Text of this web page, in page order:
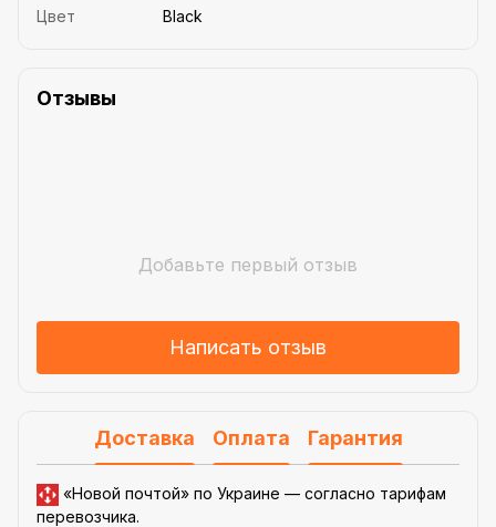
Цвет
Black
Отзывы
Добавьте первый отзыв
Написать отзыв
Доставка Оплата Гарантия
«Новой почтой» по Украине — согласно тарифам
перевозчика.